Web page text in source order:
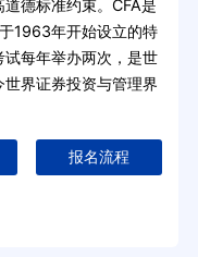
德标准约束。CFA是
1963年开始设立的特
每年举办两次，是世
界证券投资与管理界
报名流程